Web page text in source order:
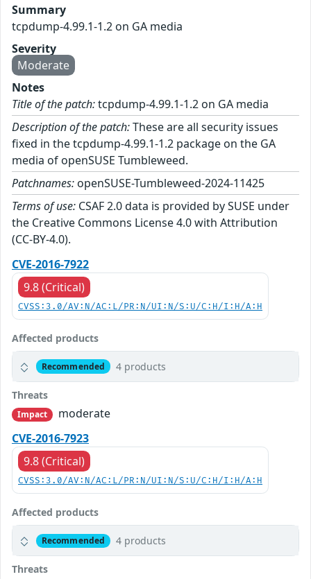
Summary
tcpdump-4.99.1-1.2 on GA media
Severity
Moderate
Notes
Title of the patch:tcpdump-4.99.1-1.2 on GA media
Description of the patch:These are all security issues
fixed in the tcpdump-4.99.1-1.2 package on the GA
media of openSUSE Tumbleweed.
Patchnames: openSUSE-Tumbleweed-2024-11425
Terms of use: CSAF 2.0 data is provided by SUSE under
the Creative Commons License 4.0 with Attribution
(CC-BY-4.0).
CVE-2016-7922
9.8 (Critical)
CVSS:3.0/AV:N/AC:L/PR:N/UI:N/S:U/C:H/I:H/A:H
Affected products
Recommended 4 products
Threats
Impact
moderate
CVE-2016-7923
9.8 (Critical)
CVSS:3.0/AV:N/AC:L/PR:N/UI:N/S:U/C:H/I:H/A:H
Affected products
Recommended 4 products
Threats